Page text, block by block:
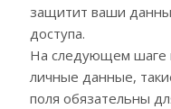
защитит ваши
доступа.
На следующем шаге
личные данные,
поля обязательны